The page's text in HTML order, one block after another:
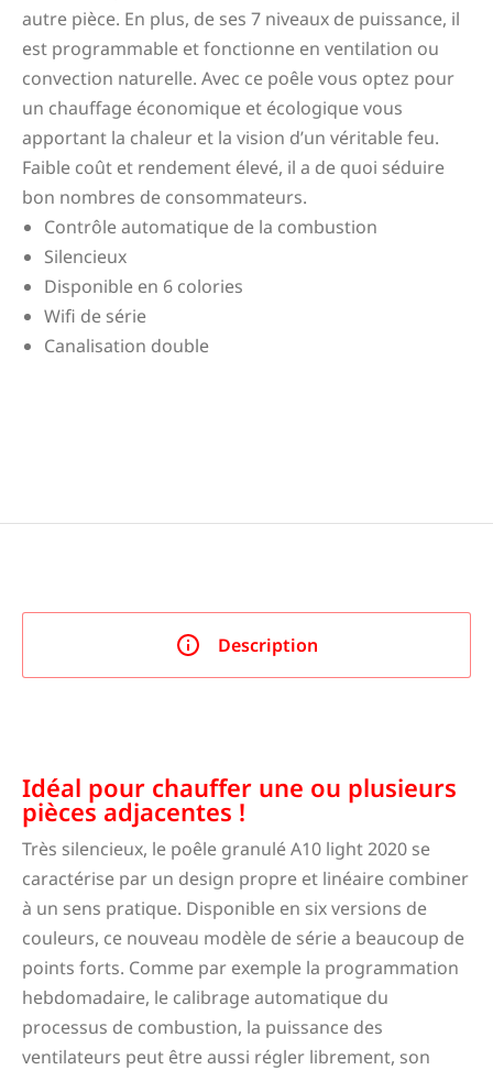
autre pièce. En plus, de ses 7 niveaux de puissance, il
est programmable et fonctionne en ventilation ou
convection naturelle. Avec ce poêle vous optez pour
un chauffage économique et écologique vous
apportant la chaleur et la vision d’un véritable feu.
Faible coût et rendement élevé, il a de quoi séduire
bon nombres de consommateurs.
Contrôle automatique de la combustion
Silencieux
Disponible en 6 colories
Wifi de série
Canalisation double
Description
Idéal pour chauffer une ou plusieurs
pièces adjacentes !
Très silencieux, le poêle granulé A10 light 2020 se
caractérise par un design propre et linéaire combiner
à un sens pratique. Disponible en six versions de
couleurs, ce nouveau modèle de série a beaucoup de
points forts. Comme par exemple la programmation
hebdomadaire, le calibrage automatique du
processus de combustion, la puissance des
ventilateurs peut être aussi régler librement, son